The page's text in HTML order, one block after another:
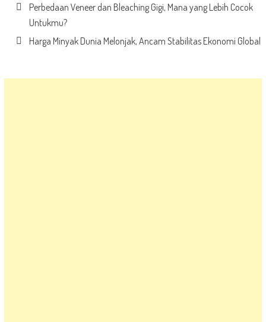
Perbedaan Veneer dan Bleaching Gigi, Mana yang Lebih Cocok
Untukmu?
Harga Minyak Dunia Melonjak, Ancam Stabilitas Ekonomi Global